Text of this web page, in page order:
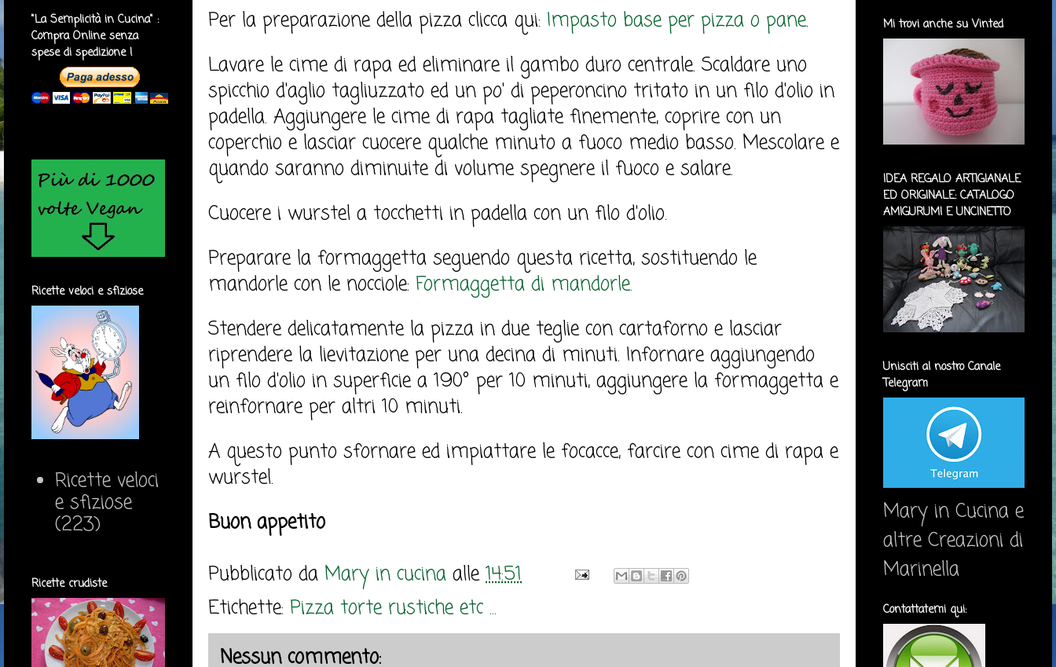
Per la preparazione della pizza clicca qui: Impasto base per pizza o pane.
Lavare le cime di rapa ed eliminare il gambo duro centrale. Scaldare uno
spicchio d'aglio tagliuzzato ed un po' di peperoncino tritato in un filo d'olio in
padella. Aggiungere le cime di rapa tagliate finemente, coprire con un
coperchio e lasciar cuocere qualche minuto a fuoco medio basso. Mescolare e
quando saranno diminuite di volume spegnere il fuoco e salare.
Cuocere i wurstel a tocchetti in padella con un filo d'olio.
Preparare la formaggetta seguendo questa ricetta, sostituendo le
mandorle con le nocciole: Formaggetta di mandorle.
Stendere delicatamente la pizza in due teglie con cartaforno e lasciar
riprendere la lievitazione per una decina di minuti. Infornare aggiungendo
un filo d'olio in superficie a 190° per 10 minuti, aggiungere la formaggetta e
reinfornare per altri 10 minuti.
A questo punto sfornare ed impiattare le focacce, farcire con cime di rapa e
wurstel.
Buon appetito
Pubblicato da Mary in cucina alle 14:51
Etichette: Pizza torte rustiche etc ...
Nessun commento:
"La Semplicità in Cucina" :
Compra Online senza
spese di spedizione !
Ricette veloci e sfiziose
Ricette veloci
e sfiziose
(223)
Ricette crudiste
Mi trovi anche su Vinted
IDEA REGALO ARTIGIANALE
ED ORIGINALE: CATALOGO
AMIGURUMI E UNCINETTO
Unisciti al nostro Canale
Telegram
Mary in Cucina e
altre Creazioni di
Marinella
Contattatemi qui: